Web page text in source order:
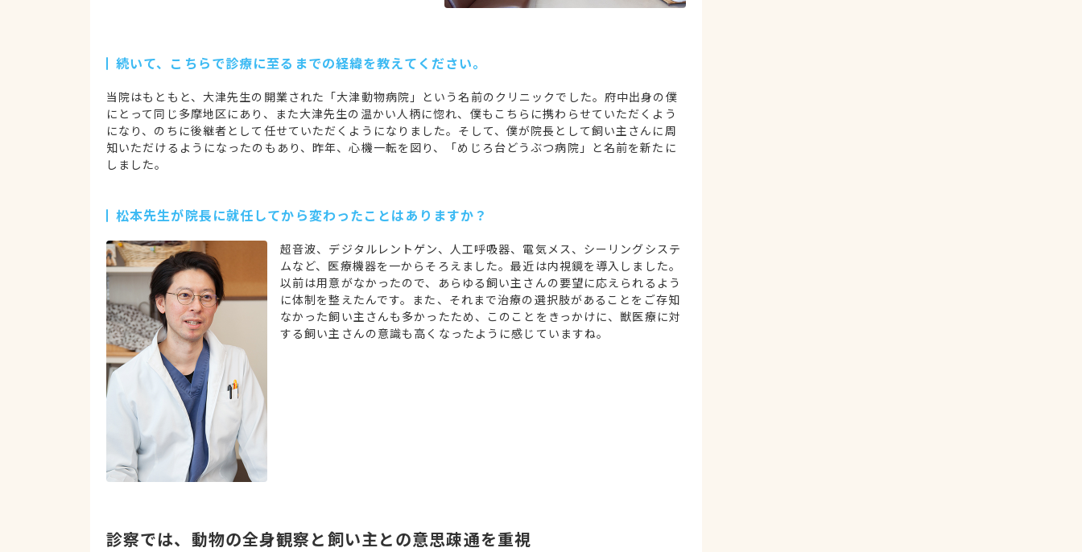
続いて、こちらで診療に至るまでの経緯を教えてください。
当院はもともと、大津先生の開業された「大津動物病院」という名前のクリニックでした。府中出身の僕
にとって同じ多摩地区にあり、また大津先生の温かい人柄に惚れ、僕もこちらに携わらせていただくよう
になり、のちに後継者として任せていただくようになりました。そして、僕が院長として飼い主さんに周
知いただけるようになったのもあり、昨年、心機一転を図り、「めじろ台どうぶつ病院」と名前を新たに
しました。
松本先生が院長に就任してから変わったことはありますか？
超音波、デジタルレントゲン、人工呼吸器、電気メス、シーリングシステ
ムなど、医療機器を一からそろえました。最近は内視鏡を導入しました。
以前は用意がなかったので、あらゆる飼い主さんの要望に応えられるよう
に体制を整えたんです。また、それまで治療の選択肢があることをご存知
なかった飼い主さんも多かったため、このことをきっかけに、獣医療に対
する飼い主さんの意識も高くなったように感じていますね。
診察では、動物の全身観察と飼い主との意思疎通を重視